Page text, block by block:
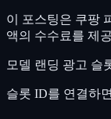
이 포스팅은 쿠팡
액의 수수료를 제
모델 랜딩 광고 슬
슬롯 ID를 연결하